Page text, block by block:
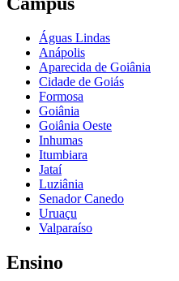
Águas Lindas
Anápolis
Aparecida de Goiânia
Cidade de Goiás
Formosa
Goiânia
Goiânia Oeste
Inhumas
Itumbiara
Jataí
Luziânia
Senador Canedo
Uruaçu
Valparaíso
Ensino